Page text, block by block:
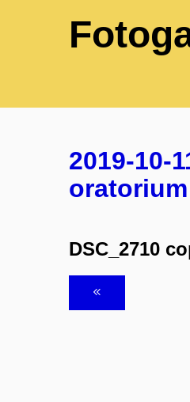
2019-10-
oratorium
DSC_2710